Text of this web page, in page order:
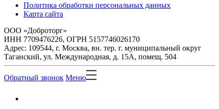
Политика обработки персональных данных
Карта сайта
ООО «Доброторг»
ИНН 7709476226, ОГРН 5157746026170
Адрес: 109544, г. Москва, вн. тер. г. муниципальный округ
Таганский, ул. Международная, д. 15А, помещ. 504
Обратный звонок Меню